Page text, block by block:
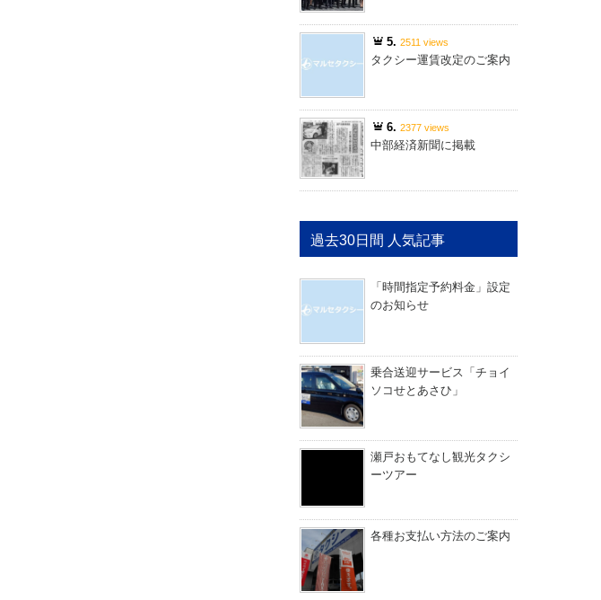
5.2511 views
タクシー運賃改定のご案内
6.2377 views
中部経済新聞に掲載
過去30日間 人気記事
「時間指定予約料金」設定
のお知らせ
乗合送迎サービス「チョイ
ソコせとあさひ」
瀬戸おもてなし観光タクシ
ーツアー
各種お支払い方法のご案内